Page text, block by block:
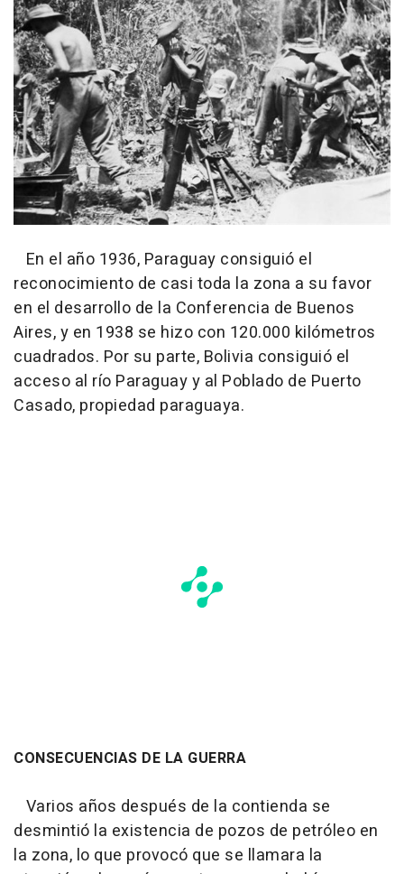
En el año 1936, Paraguay consiguió el
reconocimiento de casi toda la zona a su favor
en el desarrollo de la Conferencia de Buenos
Aires, y en 1938 se hizo con 120.000 kilómetros
cuadrados. Por su parte, Bolivia consiguió el
acceso al río Paraguay y al Poblado de Puerto
Casado, propiedad paraguaya.
CONSECUENCIAS DE LA GUERRA
Varios años después de la contienda se
desmintió la existencia de pozos de petróleo en
la zona, lo que provocó que se llamara la